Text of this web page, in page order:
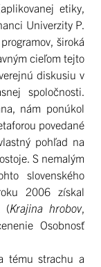
etiky,
Univerzity P.
široká
cieľom tejto
diskusiu v
spoločnosti.
nám ponúkol
povedané
pohľad na
S nemalým
slovenského
2006 získal
(Krajina hrobov,
Osobnosť
strachu a